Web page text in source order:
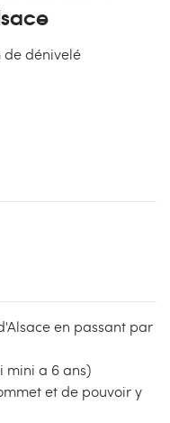
de dénivelé
en passant par
mini a 6 ans)
et de pouvoir y